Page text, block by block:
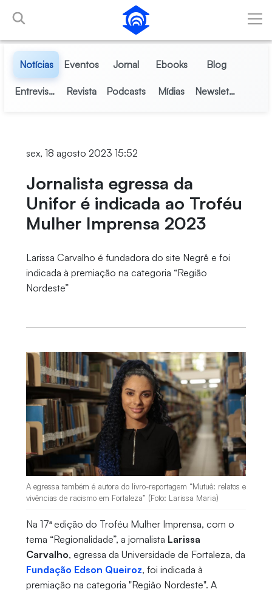
Pular para o Conteúdo principal
Notícias Eventos Jornal Ebooks Blog
Entrevistas Revista Podcasts Mídias Newsletter
sex, 18 agosto 2023 15:52
Jornalista egressa da
Unifor é indicada ao Troféu
Mulher Imprensa 2023
Larissa Carvalho é fundadora do site Negrê e foi
indicada à premiação na categoria “Região
Nordeste”
A egressa também é autora do livro-reportagem “Mutuê: relatos e
vivências de racismo em Fortaleza” (Foto: Larissa Maria)
Na 17ª edição do Troféu Mulher Imprensa, com o
tema “Regionalidade”, a jornalista Larissa
Carvalho, egressa da Universidade de Fortaleza, da
Fundação Edson Queiroz, foi indicada à
premiação na categoria "Região Nordeste". A